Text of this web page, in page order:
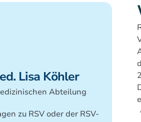
Lisa Köhler
Abteilung
zu RSV oder der RSV-